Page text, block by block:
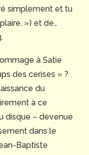
simplement et tu
») et de…
à Satie
des cerises » ?
du
à ce
disque – devenue
dans le
Baptiste